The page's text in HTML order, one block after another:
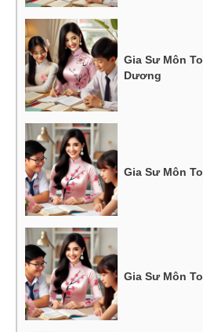
Gia Sư Môn
Dương
Gia Sư Môn
Gia Sư Môn